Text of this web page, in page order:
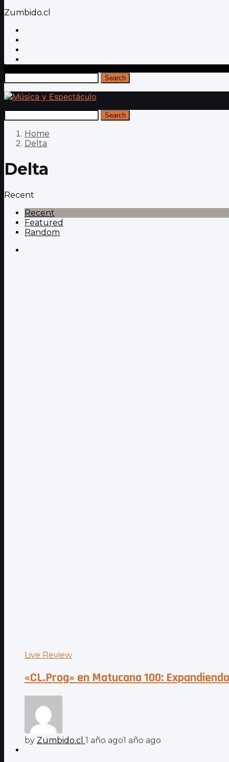
Zumbido.cl
Search
Search
Home
Delta
Delta
Recent
Recent
Featured
Random
Live Review
«CL.Prog» en Matucana 100:
by Zumbido.cl 1 año ago1 año ago